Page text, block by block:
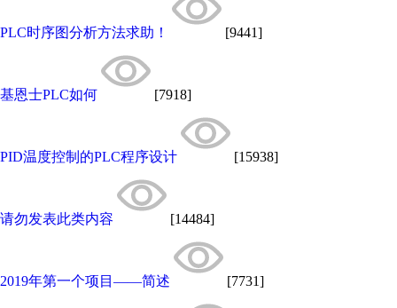
PLC时序图分析方法求助！ [9441]
基恩士PLC如何 [7918]
PID温度控制的PLC程序设计 [15938]
请勿发表此类内容 [14484]
2019年第一个项目——简述 [7731]